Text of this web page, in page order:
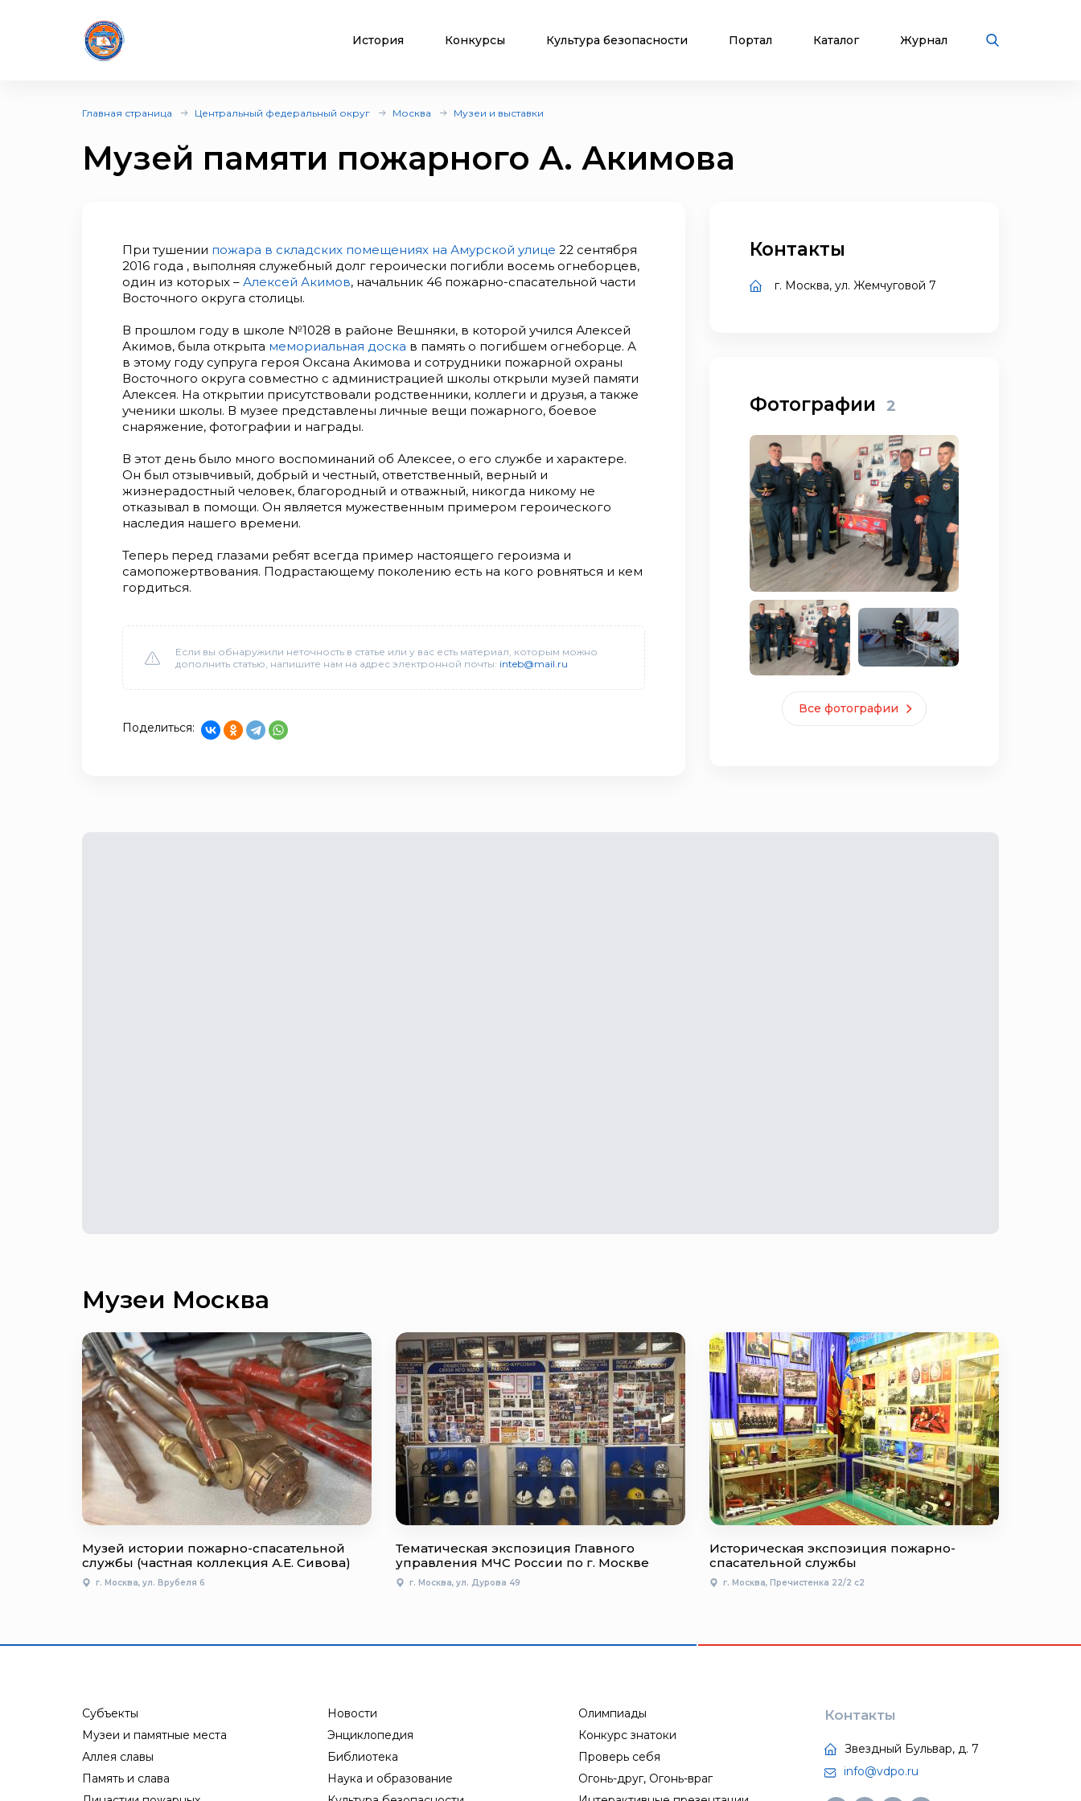
История Конкурсы Культура безопасности Портал Каталог Журнал
Главная страница Центральный федеральный округ Москва Музеи и выставки
Музей памяти пожарного А. Акимова
При тушении пожара в складских помещениях на Амурской улице 22 сентября
2016 года , выполняя служебный долг героически погибли восемь огнеборцев,
один из которых – Алексей Акимов, начальник 46 пожарно-спасательной части
Восточного округа столицы.
В прошлом году в школе №1028 в районе Вешняки, в которой учился Алексей
Акимов, была открыта мемориальная доска в память о погибшем огнеборце. А
в этому году супруга героя Оксана Акимова и сотрудники пожарной охраны
Восточного округа совместно с администрацией школы открыли музей памяти
Алексея. На открытии присутствовали родственники, коллеги и друзья, а также
ученики школы. В музее представлены личные вещи пожарного, боевое
снаряжение, фотографии и награды.
В этот день было много воспоминаний об Алексее, о его службе и характере.
Он был отзывчивый, добрый и честный, ответственный, верный и
жизнерадостный человек, благородный и отважный, никогда никому не
отказывал в помощи. Он является мужественным примером героического
наследия нашего времени.
Теперь перед глазами ребят всегда пример настоящего героизма и
самопожертвования. Подрастающему поколению есть на кого ровняться и кем
гордиться.
Если вы обнаружили неточность в статье или у вас есть материал, которым можно
дополнить статью, напишите нам на адрес электронной почты: inteb@mail.ru
Поделиться:
Контакты
г. Москва, ул. Жемчуговой 7
Фотографии 2
Все фотографии
Музеи Москва
Музей истории пожарно-спасательной
службы (частная коллекция А.Е. Сивова)
г. Москва, ул. Врубеля 6
Тематическая экспозиция Главного
управления МЧС России по г. Москве
г. Москва, ул. Дурова 49
Историческая экспозиция пожарно-
спасательной службы
г. Москва, Пречистенка 22/2 с2
Субъекты
Музеи и памятные места
Аллея славы
Память и слава
Новости
Энциклопедия
Библиотека
Наука и образование
Олимпиады
Конкурс знатоки
Проверь себя
Огонь-друг, Огонь-враг
Контакты
Звездный Бульвар, д. 7
info@vdpo.ru